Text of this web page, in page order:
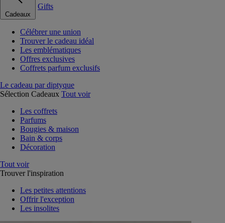
Cadeaux
Gifts
Célébrer une union
Trouver le cadeau idéal
Les emblématiques
Offres exclusives
Coffrets parfum exclusifs
Le cadeau par diptyque
Sélection Cadeaux Tout voir
Les coffrets
Parfums
Bougies & maison
Bain & corps
Décoration
Tout voir
Trouver l'inspiration
Les petites attentions
Offrir l'exception
Les insolites